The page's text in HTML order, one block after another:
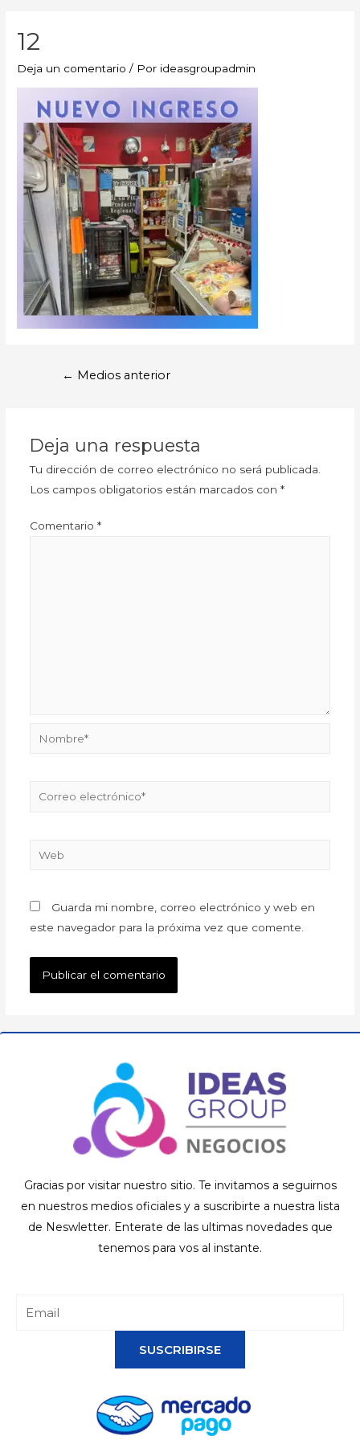
12
Deja un comentario / Por ideasgroupadmin
← Medios anterior
Deja una respuesta
Tu dirección de correo electrónico no será publicada.
Los campos obligatorios están marcados con *
Comentario *
Guarda mi nombre, correo electrónico y web en
este navegador para la próxima vez que comente.
Gracias por visitar nuestro sitio. Te invitamos a seguirnos
en nuestros medios oficiales y a suscribirte a nuestra lista
de Neswletter. Enterate de las ultimas novedades que
tenemos para vos al instante.
SUSCRIBIRSE